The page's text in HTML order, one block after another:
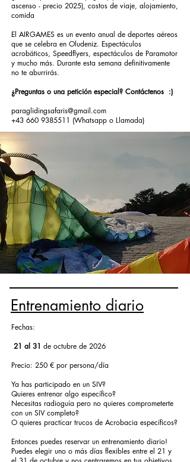
Entrenamiento diario
Fechas:
21 al 31 de octubre de 2026
Precio: 250 € por persona/día
Ya has participado en un SIV?
Quieres entrenar algo específico?
Necesitas radioguía pero no quieres comprometerte
con un SIV completo?
O quieres practicar trucos de Acrobacia específicos?
Entonces puedes reservar un entrenamiento diario!
Puedes elegir uno o más días flexibles entre el 21 y
ascenso - precio 2025), costos de viaje, alojamiento,
comida
El AIRGAMES es un evento anual de deportes aéreos
que se celebra en Oludeniz. Espectáculos
acrobáticos, Speedflyers, espectáculos de Paramotor
y mucho más. Durante esta semana definitivamente
no te aburrirás.
¿Preguntas o una petición especial? Contáctenos :)
paraglidingsafaris@gmail.com
+43 660 9385511 (Whatsapp o Llamada)